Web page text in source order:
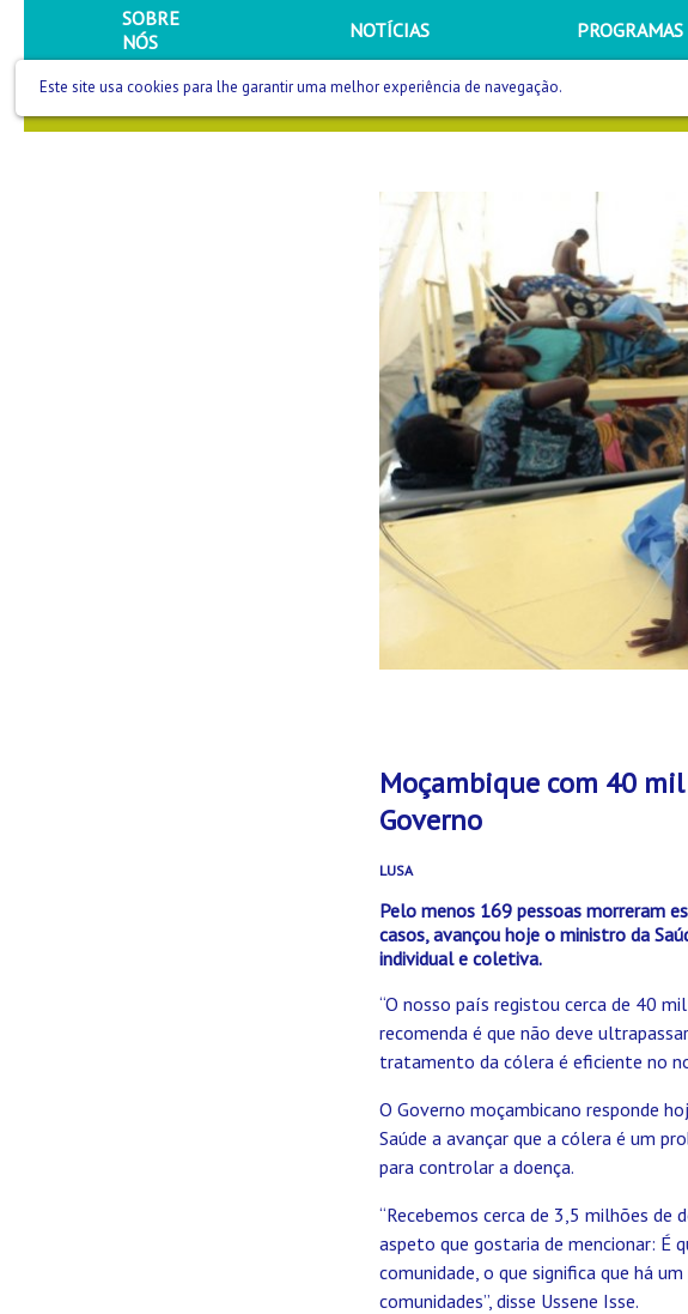
SOBRE
NÓS
NOTÍCIAS PROGRAMAS
SAÚDE QUE SE VÊ
Moçambique com 40
Governo
LUSA
Pelo menos 169 pessoas morreram
casos, avançou hoje o ministro da
individual e coletiva.
“O nosso país registou cerca de 40
recomenda é que não deve
tratamento da cólera é eficiente no
O Governo moçambicano responde
Saúde a avançar que a cólera é um
para controlar a doença.
“Recebemos cerca de 3,5 milhões de
aspeto que gostaria de mencionar: É
comunidade, o que significa que há
comunidades”, disse Ussene Isse.
Este site usa cookies para lhe garantir uma melhor experiência de navegação.